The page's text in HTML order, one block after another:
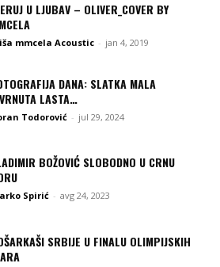
U LJUBAV – OLIVER_COVER BY
mmcela Acoustic - jan 4, 2019
DANA: SLATKA MALA
LASTA…
Todorović - jul 29, 2024
BOŽOVIĆ SLOBODNO U CRNU
Spirić - avg 24, 2023
SRBIJE U FINALU OLIMPIJSKIH